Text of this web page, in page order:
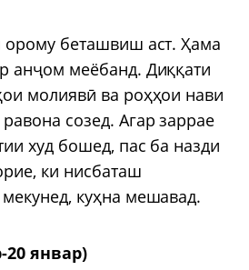
орому беташвиш аст. Ҳама
анҷом меёбанд. Диққати
молиявӣ ва роҳҳои нави
созед. Агар заррае
худ бошед, пас ба назди
ки нисбаташ
куҳна мешавад.
20 январ)